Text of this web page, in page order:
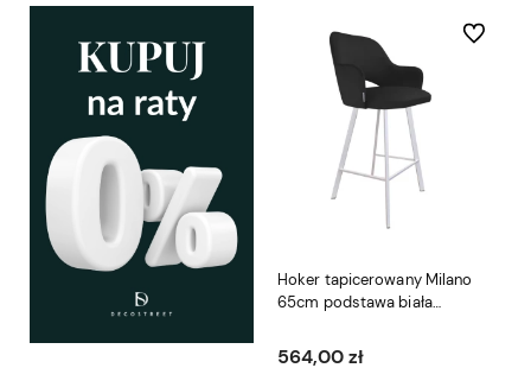
Hoker tapicerowany Milano
65cm podstawa biała
564,00 zł
Do